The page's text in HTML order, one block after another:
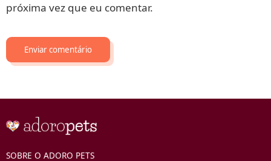
próxima vez que eu comentar.
SOBRE O ADORO PETS